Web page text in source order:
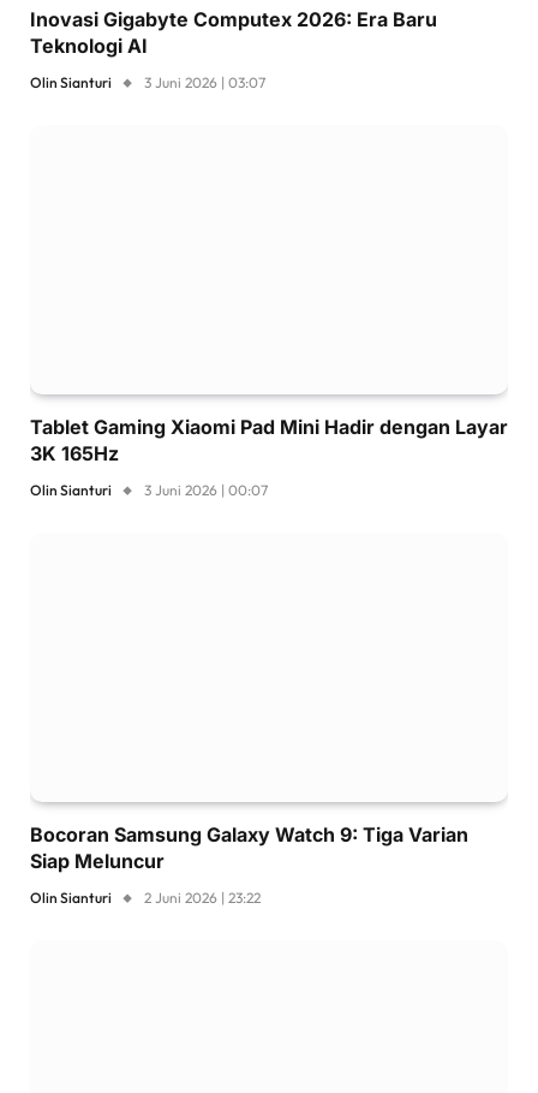
Inovasi Gigabyte Computex 2026: Era Baru
Teknologi AI
Olin Sianturi 3 Juni 2026 | 03:07
Tablet Gaming Xiaomi Pad Mini Hadir dengan Layar
3K 165Hz
Olin Sianturi 3 Juni 2026 | 00:07
Bocoran Samsung Galaxy Watch 9: Tiga Varian
Siap Meluncur
Olin Sianturi 2 Juni 2026 | 23:22